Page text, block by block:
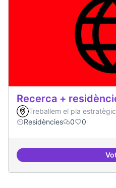
Recerca +
Treballem el pla
Residències
0 0